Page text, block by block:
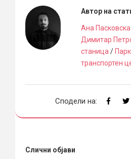
Автор на
Ана Пасковска
Димитар
станица/
транспортен
Сподели на:
Слични објави